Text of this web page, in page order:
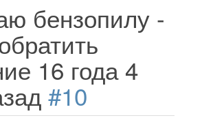
бензопилу -
16 года 4
#10